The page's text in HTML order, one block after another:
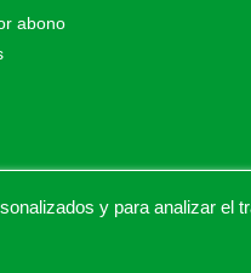
abono
reservados.
y para analizar el